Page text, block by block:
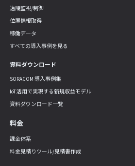
遠隔監視/制御
位置情報取得
稼働データ
すべての導入事例を見る
資料ダウンロード
SORACOM 導入事例集
IoT 活用で実現する新規収益モデル
資料ダウンロード一覧
料金
課金体系
料金見積りツール/見積書作成